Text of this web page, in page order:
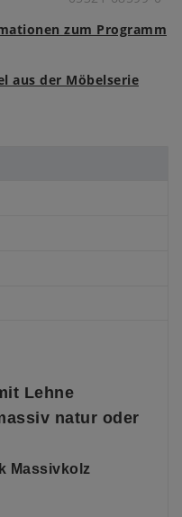
zum Programm
aus der Möbelserie
Lehne
natur oder
Massivkolz